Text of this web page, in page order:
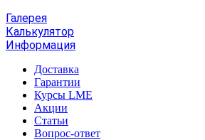
Галерея
Калькулятор
Информация
Доставка
Гарантии
Курсы LME
Акции
Статьи
Вопрос-ответ